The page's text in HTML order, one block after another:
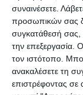
συναινέσετε.
προσωπικών σας
συγκατάθεσή σας,
την επεξεργασία.
τον ιστότοπο.
ανακαλέσετε τη
επιστρέφοντας σε
Η
Πέμπτη
ΟΕΟΔΥ